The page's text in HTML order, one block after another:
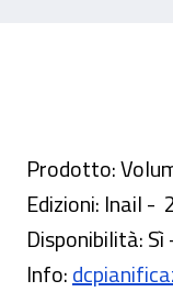
Prodotto:
Edizioni: Inail -
Disponibilità:
Info: